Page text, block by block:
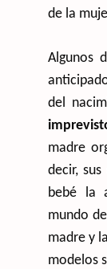
de la
Algunos
del
madre
decir,
bebé la
mundo
madre y
modelos